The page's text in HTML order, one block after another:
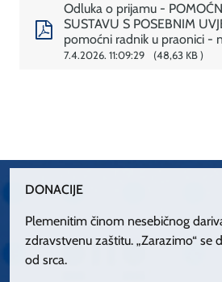
Odluka o prijamu -
SUSTAVU S POSEBNIM
pomoćni radnik u praonici -
7.4.2026. 11:09:29 48,63 KB
DONACIJE
Plemenitim činom nesebičnog
zdravstvenu zaštitu. „Zarazimo“
od srca.